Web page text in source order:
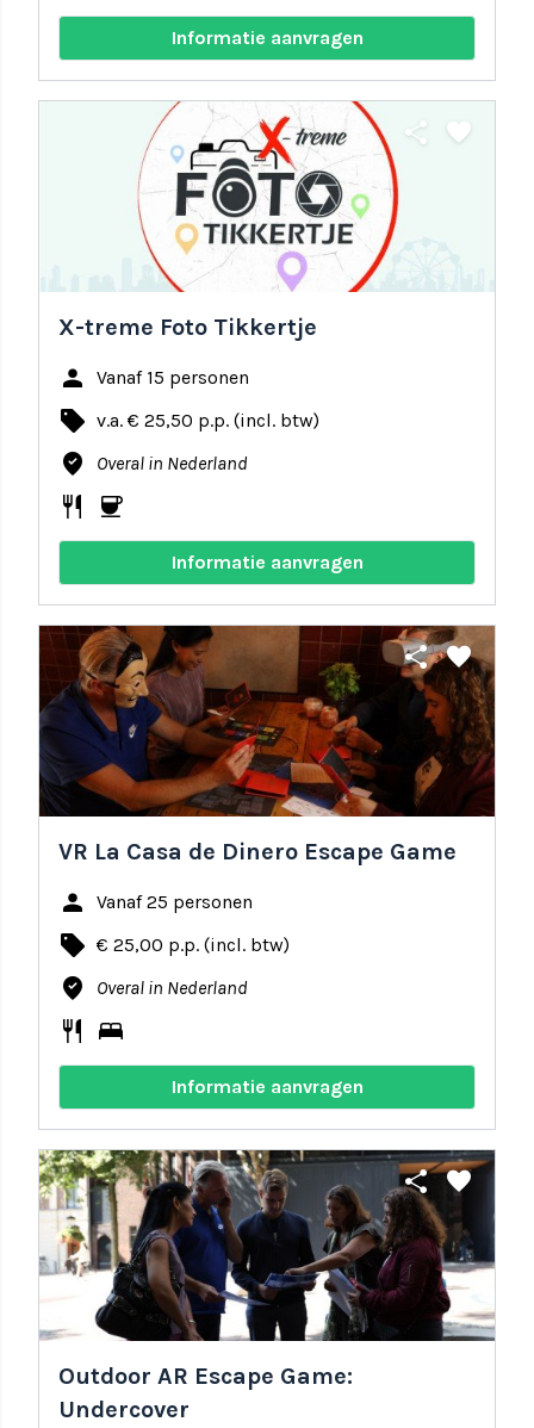
Informatie aanvragen
share favorite
X-treme Foto Tikkertje
person Vanaf 15 personen
local_offer v.a. € 25,50 p.p. (incl. btw)
where_to_vote Overal in Nederland
restaurant coffee
Informatie aanvragen
share favorite
VR La Casa de Dinero Escape Game
person Vanaf 25 personen
local_offer € 25,00 p.p. (incl. btw)
where_to_vote Overal in Nederland
restaurant bed
Informatie aanvragen
share favorite
Outdoor AR Escape Game:
Undercover